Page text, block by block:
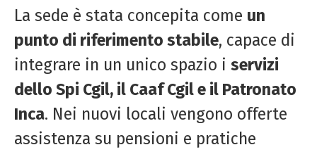
La sede è stata concepita come un
punto di riferimento stabile, capace di
integrare in un unico spazio i servizi
dello Spi Cgil, il Caaf Cgil e il Patronato
Inca. Nei nuovi locali vengono offerte
assistenza su pensioni e pratiche